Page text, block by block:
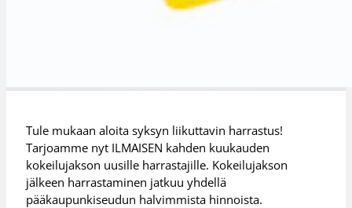
Tule mukaan aloita syksyn liikuttavin harrastus!
Tarjoamme nyt ILMAISEN kahden kuukauden
kokeilujakson uusille harrastajille. Kokeilujakson
jälkeen harrastaminen jatkuu yhdellä
pääkaupunkiseudun halvimmista hinnoista.